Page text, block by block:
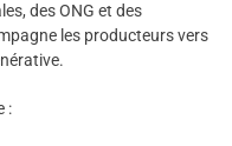
des ONG et des
les producteurs vers
: